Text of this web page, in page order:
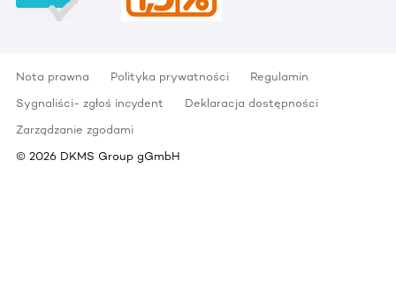
Nota prawna Polityka prywatności
Regulamin
Sygnaliści- zgłoś incydent
Deklaracja dostępności
Zarządzanie zgodami
© 2026 DKMS Group gGmbH